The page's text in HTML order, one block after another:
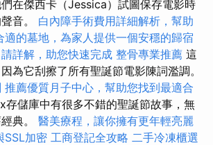
在傑西卡（Jessica）試圖保存電影時
音。 白內障手術費用詳細解析，幫助
適的墓地，為家人提供一個安穩的歸宿
詳解，助您快速完成 整骨專業推薦 這
為它刮擦了所有聖誕節電影陳詞濫調。
推薦優質月子中心，幫助您找到最適合
存儲庫中有很多不錯的聖誕節故事，無
典。 醫美療程，讓你擁有更年輕亮麗
SSL加密 工商登記全攻略 二手冷凍櫃選